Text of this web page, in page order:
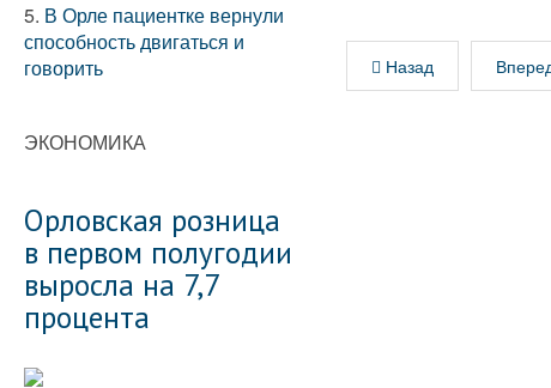
Назад
5. В Орле пациентке вернули
способность двигаться и
говорить
ЭКОНОМИКА
Орловская розница
в первом полугодии
выросла на 7,7
процента